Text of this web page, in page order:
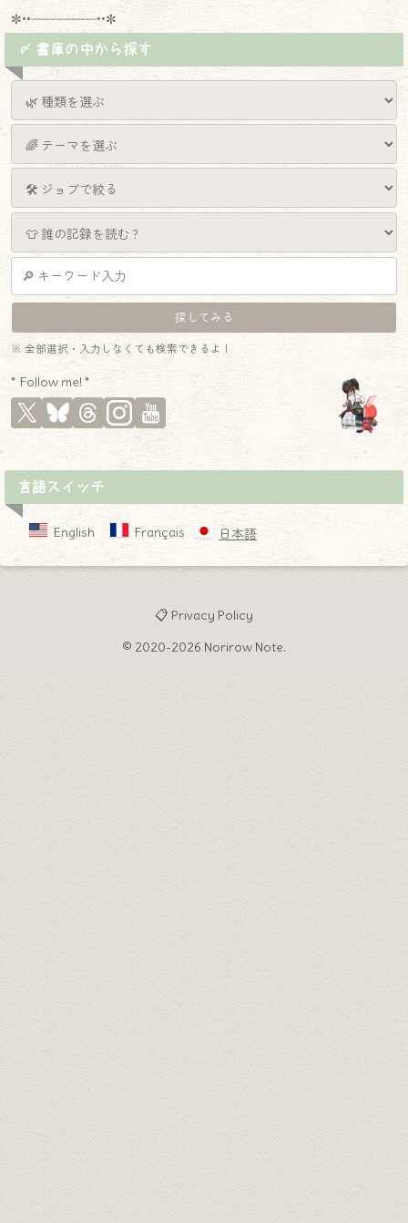
✼••┈┈┈┈┈┈┈┈┈••✼
〆 書庫の中から探す
※ 全部選択・入力しなくても検索できるよ！
* Follow me! *
言語スイッチ
English Français 日本語
📋 Privacy Policy
© 2020-2026 Norirow Note.